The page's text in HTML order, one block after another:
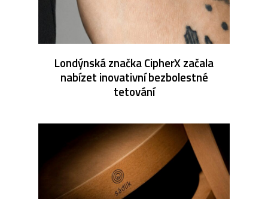
Londýnská značka CipherX začala
nabízet inovativní bezbolestné
tetování